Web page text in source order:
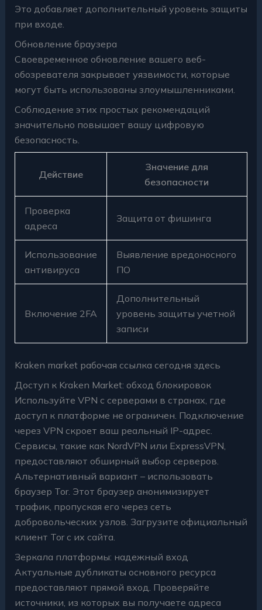
Это добавляет дополнительный уровень защиты
при входе.
Обновление браузера
Своевременное обновление вашего веб-
обозревателя закрывает уязвимости, которые
могут быть использованы злоумышленниками.
Соблюдение этих простых рекомендаций
значительно повышает вашу цифровую
безопасность.
Действие
Значение для
безопасности
Проверка
адреса
Защита от фишинга
Использование
антивируса
Выявление вредоносного
ПО
Включение 2FA
Дополнительный
уровень защиты учетной
записи
Kraken market рабочая ссылка сегодня здесь
Доступ к Kraken Market: обход блокировок
Используйте VPN с серверами в странах, где
доступ к платформе не ограничен. Подключение
через VPN скроет ваш реальный IP-адрес.
Сервисы, такие как NordVPN или ExpressVPN,
предоставляют обширный выбор серверов.
Альтернативный вариант – использовать
браузер Tor. Этот браузер анонимизирует
трафик, пропуская его через сеть
добровольческих узлов. Загрузите официальный
клиент Tor с их сайта.
Зеркала платформы: надежный вход
Актуальные дубликаты основного ресурса
предоставляют прямой вход. Проверяйте
источники, из которых вы получаете адреса